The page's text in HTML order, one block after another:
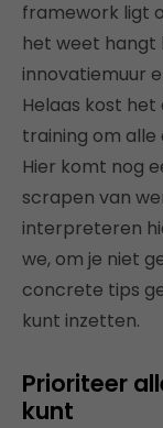
framework ligt
het weet hangt
innovatiemuur
Helaas kost het
training om
Hier komt nog
scrapen van
interpreteren
we, om je niet
concrete tips
kunt inzetten.
Prioriteer
kunt